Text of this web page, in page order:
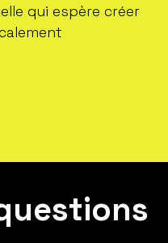
qui espère créer